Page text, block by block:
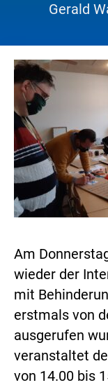
Gerald
Am
wieder der
mit
erstmals von
ausgerufen
veranstaltet
von 14.00 bis